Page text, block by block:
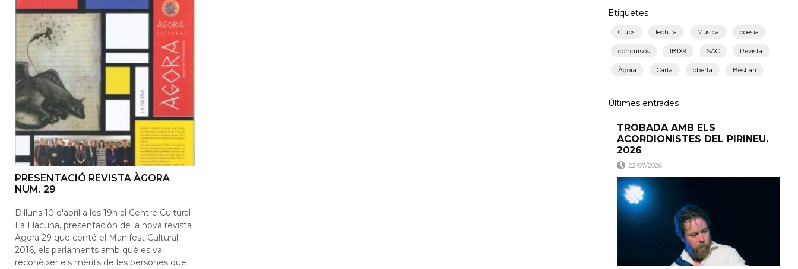
PRESENTACIÓ REVISTA ÀGORA
NUM. 29
Dilluns 10 d'abril a les 19h al Centre Cultural
La Llacuna, presentación de la nova revista
Àgora 29 que conté el Manifest Cultural
2016, els parlaments amb què es va
reconèixer els mèrits de les persones que
Etiquetes
Clubs lectura Música poesia
concursos IBIX9 SAC Revista
Àgora Carta oberta Bestiari
Últimes entrades
TROBADA AMB ELS
ACORDIONISTES DEL PIRINEU.
2026
22/07/2026